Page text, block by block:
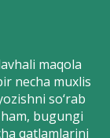
maqola
necha muxlis
so‘rab
bugungi
qatlamlarini